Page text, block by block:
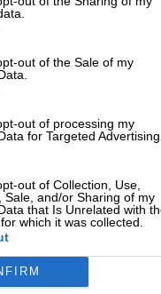
out of the Sale of my
out of processing my
for Targeted Advertising.
out of Collection, Use,
Sale, and/or Sharing of my
that Is Unrelated with
which it was collected.
εκπαιδευτικός